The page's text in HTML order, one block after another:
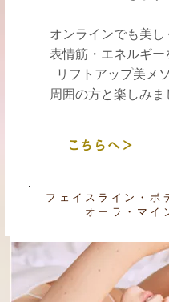
オンラインでも美し
表情筋・エネルギー
リフトアップ美メ
周囲の方と楽しみま
こちらへ＞
3ヶ月~ 6ヶ月コース
フェイスライン・ボ
オーラ・マイ